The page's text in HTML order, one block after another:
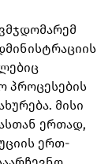
პროცესების
მისი
ერთად,
ერთ-